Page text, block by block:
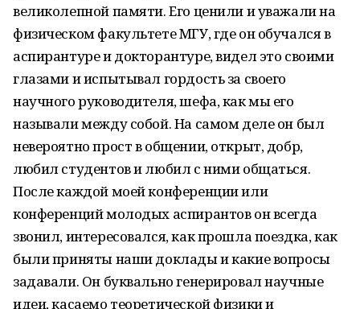
великолепной памяти. Его ценили и уважали на
физическом факультете МГУ, где он обучался в
аспирантуре и докторантуре, видел это своими
глазами и испытывал гордость за своего
научного руководителя, шефа, как мы его
называли между собой. На самом деле он был
невероятно прост в общении, открыт, добр,
любил студентов и любил с ними общаться.
После каждой моей конференции или
конференций молодых аспирантов он всегда
звонил, интересовался, как прошла поездка, как
были приняты наши доклады и какие вопросы
задавали. Он буквально генерировал научные
идеи, касаемо теоретической физики и